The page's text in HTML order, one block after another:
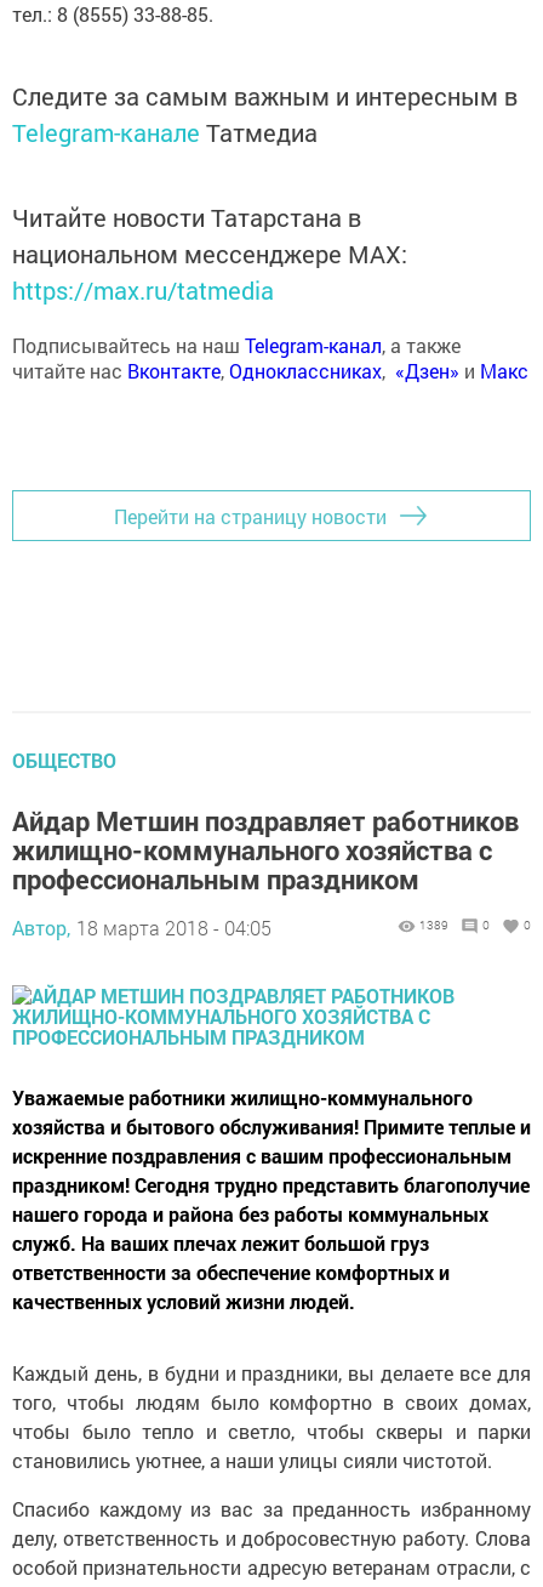
тел.: 8 (8555) 33-88-85.
Следите за самым важным и интересным в
Telegram-канале Татмедиа
Читайте новости Татарстана в
национальном мессенджере MАХ:
https://max.ru/tatmedia
Подписывайтесь на наш Telegram-канал, а также
читайте нас Вконтакте,Одноклассниках, «Дзен» и Макс
Перейти на страницу новости
ОБЩЕСТВО
Айдар Метшин поздравляет работников
жилищно-коммунального хозяйства с
профессиональным праздником
Автор, 18 марта 2018 - 04:05 1389 0 0
Уважаемые работники жилищно-коммунального
хозяйства и бытового обслуживания! Примите теплые и
искренние поздравления с вашим профессиональным
праздником! Сегодня трудно представить благополучие
нашего города и района без работы коммунальных
служб. На ваших плечах лежит большой груз
ответственности за обеспечение комфортных и
качественных условий жизни людей.
Каждый день, в будни и праздники, вы делаете все для
того, чтобы людям было комфортно в своих домах,
чтобы было тепло и светло, чтобы скверы и парки
становились уютнее, а наши улицы сияли чистотой.
Спасибо каждому из вас за преданность избранному
делу, ответственность и добросовестную работу. Слова
особой признательности адресую ветеранам отрасли, с